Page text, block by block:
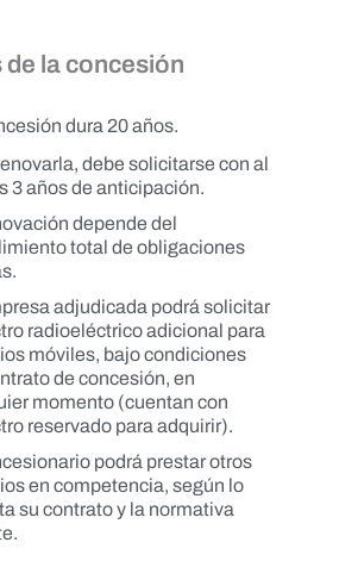
de la concesión
dura 20 años.
debe solicitarse con al
3 años de anticipación.
depende del
total de obligaciones
adjudicada podrá solicitar
radioeléctrico adicional para
móviles, bajo condiciones
de concesión, en
momento (cuentan con
reservado para adquirir).
podrá prestar otros
en competencia, según lo
su contrato y la normativa